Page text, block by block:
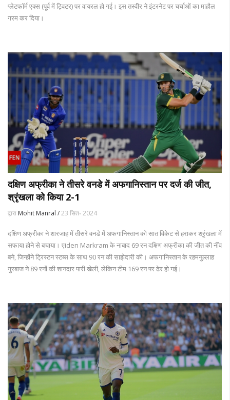
प्लेटफॉर्म एक्स (पूर्व में ट्विटर) पर वायरल हो गई। इस तस्वीर ने इंटरनेट पर चर्चाओं का माहौल
गरम कर दिया।
दक्षिण अफ्रीका ने तीसरे वनडे में अफगानिस्तान पर दर्ज की जीत,
श्रृंखला को किया 2-1
द्वारा Mohit Manral /23 सित॰ 2024
दक्षिण अफ्रीका ने शारजाह में तीसरे वनडे में अफगानिस्तान को सात विकेट से हराकर श्रृंखला में
सफाया होने से बचाया। एiden Markram के नाबाद 69 रन दक्षिण अफ्रीका की जीत की नींव
बने, जिन्होंने ट्रिस्टन स्टब्स के साथ 90 रन की साझेदारी की। अफगानिस्तान के रहमनुल्लाह
गुरबाज ने 89 रनों की शानदार पारी खेली, लेकिन टीम 169 रन पर ढेर हो गई।